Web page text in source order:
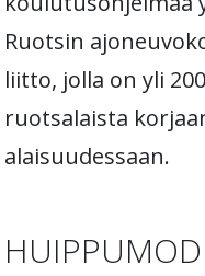
Ruotsin
liitto, jolla on yli
ruotsalaista
alaisuudessaan.